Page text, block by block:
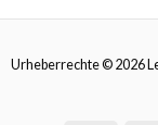
Urheberrechte © 2026